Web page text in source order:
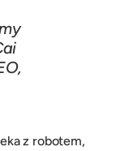
z robotem,